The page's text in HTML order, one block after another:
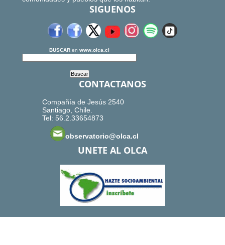
SIGUENOS
BUSCAR en www.olca.cl
CONTACTANOS
Compañía de Jesús 2540
Santiago, Chile.
Tel: 56.2.33654873
observatorio@olca.cl
UNETE AL OLCA